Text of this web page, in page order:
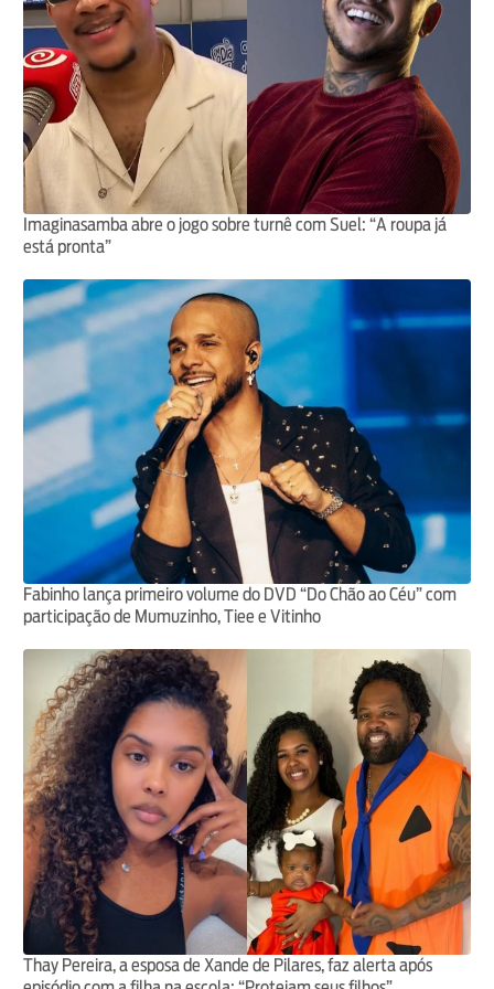
Imaginasamba abre o jogo sobre turnê com Suel: “A roupa já
está pronta”
Fabinho lança primeiro volume do DVD “Do Chão ao Céu” com
participação de Mumuzinho, Tiee e Vitinho
Thay Pereira, a esposa de Xande de Pilares, faz alerta após